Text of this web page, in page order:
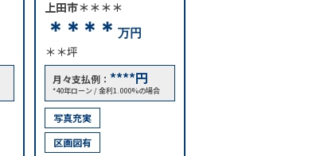
上田市＊＊＊＊
＊＊＊＊ 万円
＊＊坪
月々支払例： ****円
*40年ローン / 金利1.000%の場合
写真充実
区画図有